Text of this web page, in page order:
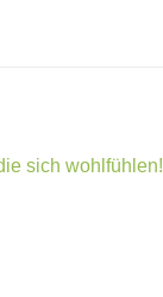
sich wohlfühlen!